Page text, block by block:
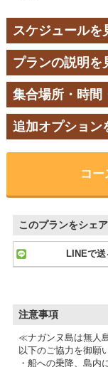
スケジュールを
プランの説明を
集合場所・時間
追加オプション
コ
このプランをシェ
LINEで送
注意事項
≪ナガンヌ島は無人
以下のご協力を御願
・船への乗降、島内